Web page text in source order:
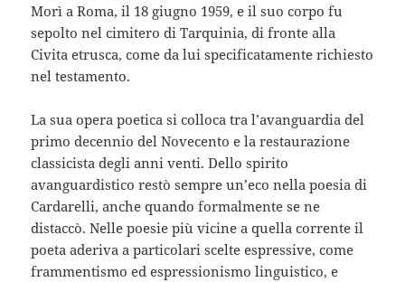
Morì a Roma, il 18 giugno 1959, e il suo corpo fu
sepolto nel cimitero di Tarquinia, di fronte alla
Civita etrusca, come da lui specificatamente richiesto
nel testamento.
La sua opera poetica si colloca tra l’avanguardia del
primo decennio del Novecento e la restaurazione
classicista degli anni venti. Dello spirito
avanguardistico restò sempre un’eco nella poesia di
Cardarelli, anche quando formalmente se ne
distaccò. Nelle poesie più vicine a quella corrente il
poeta aderiva a particolari scelte espressive, come
frammentismo ed espressionismo linguistico, e